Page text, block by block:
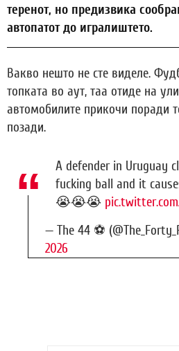
теренот, но предизвика
автопатот до игралиштето.
Вакво нешто не сте виделе.
топката во аут, таа отиде на
автомобилите прикочи поради
позади.
A defender in Uruguay
fucking ball and it
😭😭😭
— The 44 ⚽️
2026